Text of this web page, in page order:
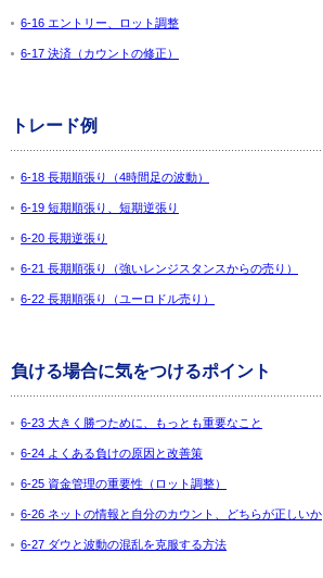
6-16 エントリー、ロット調整
6-17 決済（カウントの修正）
トレード例
6-18 長期順張り（4時間足の波動）
6-19 短期順張り、短期逆張り
6-20 長期逆張り
6-21 長期順張り（強いレンジスタンスからの売り）
6-22 長期順張り（ユーロドル売り）
負ける場合に気をつけるポイント
6-23 大きく勝つために、もっとも重要なこと
6-24 よくある負けの原因と改善策
6-25 資金管理の重要性（ロット調整）
6-26 ネットの情報と自分のカウント、どちらが正しいか
6-27 ダウと波動の混乱を克服する方法